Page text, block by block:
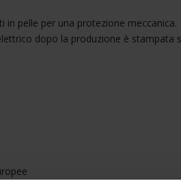
in pelle per una protezione meccanica.
dopo la produzione è